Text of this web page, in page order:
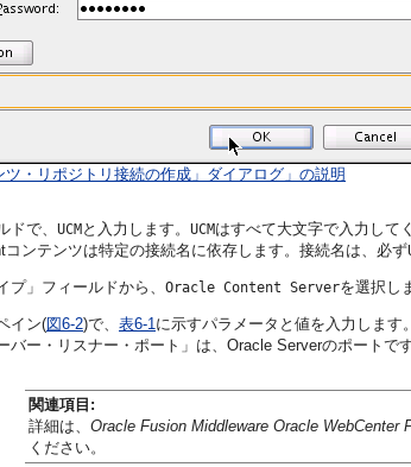
ツ・リポジトリ接続の作成」ダイアログ」の説明
ドで、 UCM と入力します。 UCMはすべて大文字で入力して
コンテンツは特定の接続名に依存します。接続名は、必ず
プ」フィールドから、 Oracle Content Serverを選択し
イン(図6-2)で、 表6-1に示すパラメータと値を入力します
バー・リスナー・ポート」は、Oracle Serverのポートです
関連項目:
詳細は、 Oracle Fusion Middleware Oracle WebCenter
ください。